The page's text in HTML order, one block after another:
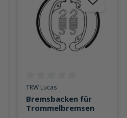
von 5 von 5 Sternen
Durchschnittliche Bewertung
TRW Lucas
Bremsbacken für
Trommelbremsen